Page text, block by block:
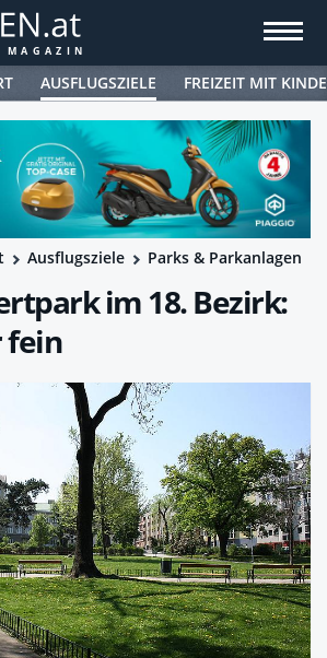
AUSFLUGSZIELE FREIZEIT MIT
Ausflugsziele Parks & Parkanlagen
im 18. Bezirk:
fein